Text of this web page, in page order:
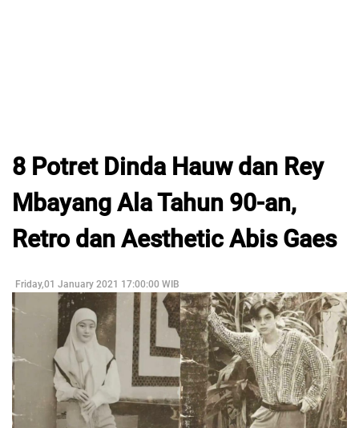
8 Potret Dinda Hauw dan Rey
Mbayang Ala Tahun 90-an,
Retro dan Aesthetic Abis Gaes
Friday,01 January 2021 17:00:00 WIB